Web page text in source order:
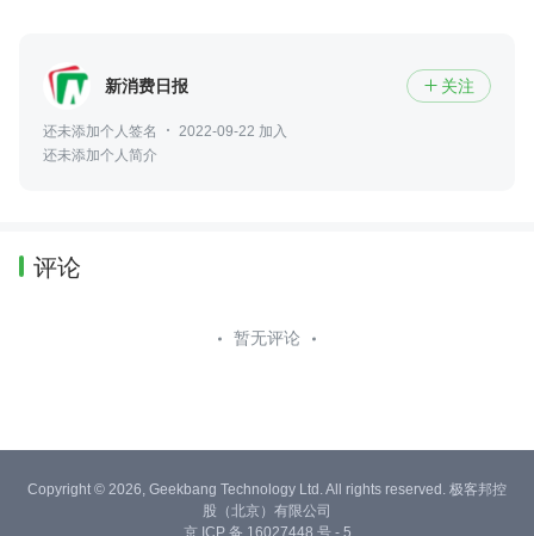
新消费日报  关注
还未添加个人签名
2022-09-22 加入
还未添加个人简介
评论
暂无评论
Copyright © 2026, Geekbang Technology Ltd. All rights reserved. 极客邦控
股（北京）有限公司
京 ICP 备 16027448 号 - 5